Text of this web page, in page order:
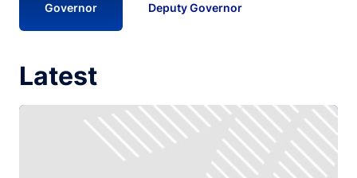
Governor Deputy Governor
Latest